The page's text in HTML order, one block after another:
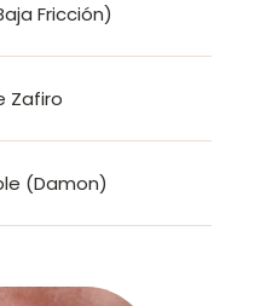
Fricción)
Zafiro
(Damon)